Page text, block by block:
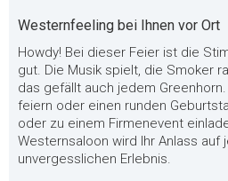
Westernfeeling bei Ihnen vor Ort
Howdy! Bei dieser Feier ist die
gut. Die Musik spielt, die Smoker
das gefällt auch jedem
feiern oder einen runden
oder zu einem Firmenevent
Westernsaloon wird Ihr Anlass auf
unvergesslichen Erlebnis.